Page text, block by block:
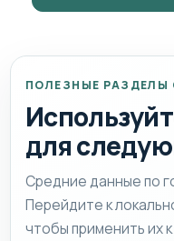
ПОЛЕЗНЫЕ РАЗДЕЛЫ
для
Средние данные по
Перейдите к
чтобы применить их